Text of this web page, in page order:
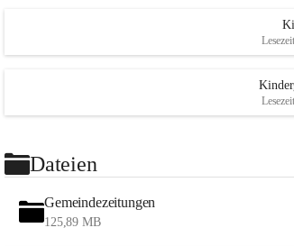
Dateien
Gemeindezeitungen
125,89 MB